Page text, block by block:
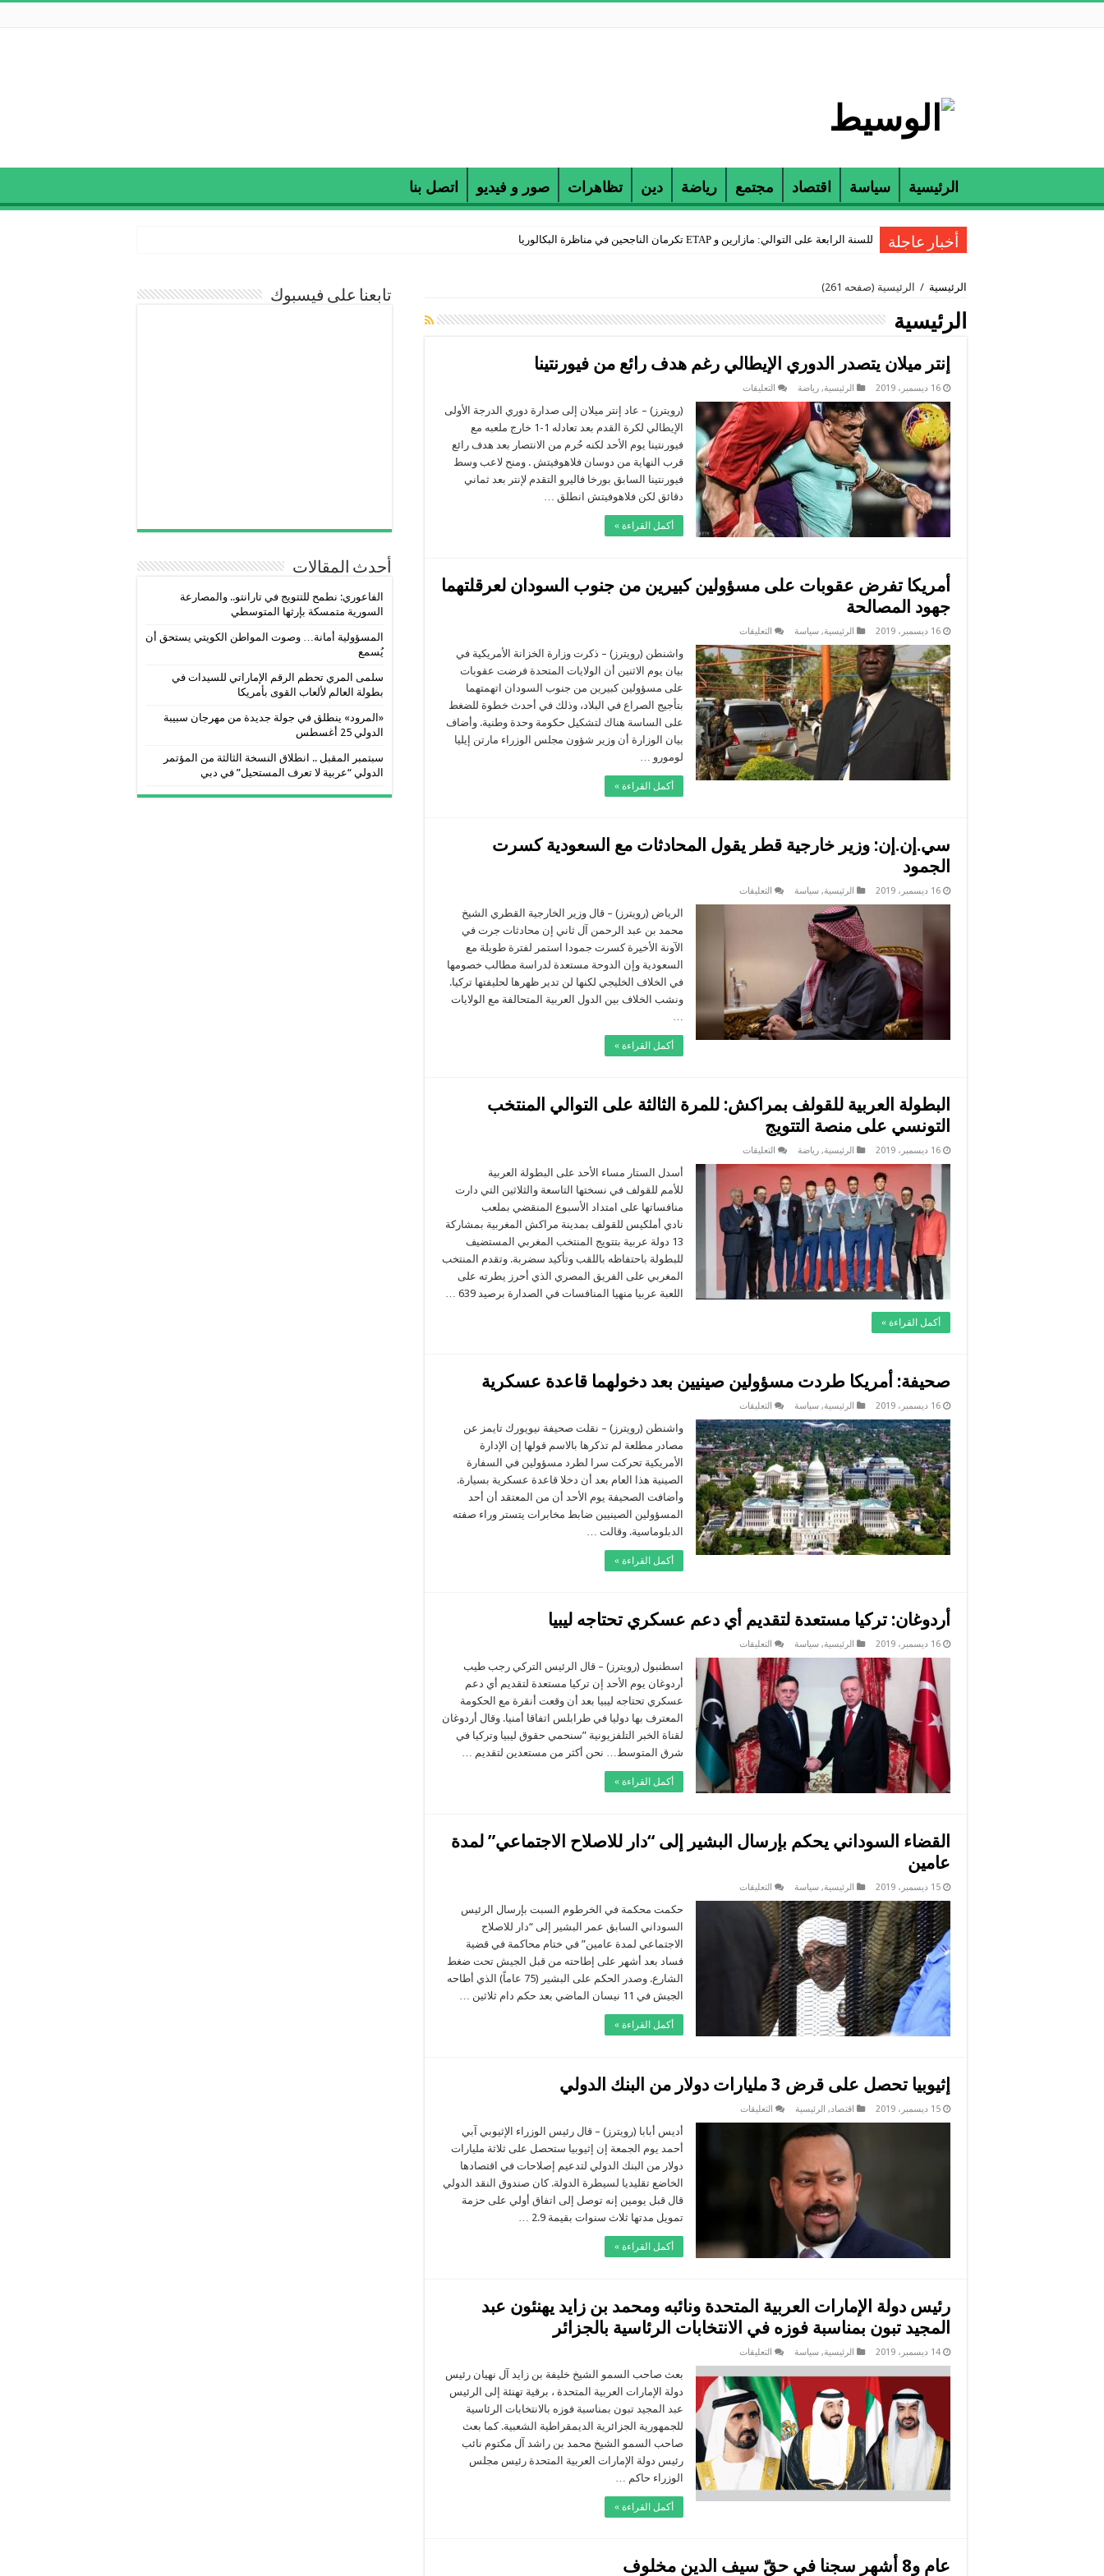
الرئيسية سياسة اقتصاد مجتمع رياضة دين تظاهرات صور و فيديو اتصل بنا
أخبار عاجلة للسنة الرابعة على التوالي: مازارين و ETAP تكرمان الناجحين في مناظرة البكالوريا
الرئيسية / الرئيسية (صفحه 261)
الرئيسية
إنتر ميلان يتصدر الدوري الإيطالي رغم هدف رائع من فيورنتينا
16 ديسمبر، 2019 الرئيسية, رياضة التعليقات
ميلان
يتصدر
الدوري
الإيطالي
رغم
هدف
رائع
من
فيورنتينا
مغلقة
(رويترز) – عاد إنتر ميلان إلى صدارة دوري الدرجة الأولى
الإيطالي لكرة القدم بعد تعادله 1-1 خارج ملعبه مع
فيورنتينا يوم الأحد لكنه حُرم من الانتصار بعد هدف رائع
قرب النهاية من دوسان فلاهوفيتش . ومنح لاعب وسط
فيورنتينا السابق بورخا فاليرو التقدم لإنتر بعد ثماني
دقائق لكن فلاهوفيتش انطلق …
أكمل القراءة »
أمريكا تفرض عقوبات على مسؤولين كبيرين من جنوب السودان لعرقلتهما
جهود المصالحة
16 ديسمبر، 2019 الرئيسية, سياسة التعليقات
تفرض
عقوبات
على
مسؤولين
كبيرين
من
جنوب
السودان
لعرقلتهما
جهود
المصالحة
مغلقة
واشنطن (رويترز) – ذكرت وزارة الخزانة الأمريكية في
بيان يوم الاثنين أن الولايات المتحدة فرضت عقوبات
على مسؤولين كبيرين من جنوب السودان اتهمتهما
بتأجيج الصراع في البلاد، وذلك في أحدث خطوة للضغط
على الساسة هناك لتشكيل حكومة وحدة وطنية. وأضاف
بيان الوزارة أن وزير شؤون مجلس الوزراء مارتن إيليا
لومورو …
أكمل القراءة »
سي.إن.إن: وزير خارجية قطر يقول المحادثات مع السعودية كسرت
الجمود
16 ديسمبر، 2019 الرئيسية, سياسة التعليقات
السعودية
كسرت
الجمود
مغلقة
الرياض (رويترز) – قال وزير الخارجية القطري الشيخ
محمد بن عبد الرحمن آل ثاني إن محادثات جرت في
الآونة الأخيرة كسرت جمودا استمر لفترة طويلة مع
السعودية وإن الدوحة مستعدة لدراسة مطالب خصومها
في الخلاف الخليجي لكنها لن تدير ظهرها لحليفتها تركيا.
ونشب الخلاف بين الدول العربية المتحالفة مع الولايات
أكمل القراءة »
البطولة العربية للقولف بمراكش: للمرة الثالثة على التوالي المنتخب
التونسي على منصة التتويج
16 ديسمبر، 2019 الرئيسية, رياضة التعليقات
العربية
بمراكش:
للمرة
الثالثة
على
التوالي
المنتخب
التونسي
منصة
التتويج
مغلقة
أسدل الستار مساء الأحد على البطولة العربية
للأمم للقولف في نسختها التاسعة والثلاثين التي دارت
منافساتها على امتداد الأسبوع المنقضي بملعب
نادي أملكيس للقولف بمدينة مراكش المغربية بمشاركة
13 دولة عربية بتتويج المنتخب المغربي المستضيف
للبطولة باحتفاظه باللقب وتأكيد سضربة. وتقدم المنتخب
المغربي على الفريق المصري الذي أحرز يطرته على
اللعبة عربيا منهيا المنافسات في الصدارة برصيد 639 …
أكمل القراءة »
صحيفة: أمريكا طردت مسؤولين صينيين بعد دخولهما قاعدة عسكرية
16 ديسمبر، 2019 الرئيسية, سياسة التعليقات
أمريكا
طردت
مسؤولين
صينيين
بعد
دخولهما
قاعدة
عسكرية
مغلقة
واشنطن (رويترز) – نقلت صحيفة نيويورك تايمز عن
مصادر مطلعة لم تذكرها بالاسم قولها إن الإدارة
الأمريكية تحركت سرا لطرد مسؤولين في السفارة
الصينية هذا العام بعد أن دخلا قاعدة عسكرية بسيارة.
وأضافت الصحيفة يوم الأحد أن من المعتقد أن أحد
المسؤولين الصينيين ضابط مخابرات يتستر وراء صفته
الدبلوماسية. وقالت …
أكمل القراءة »
أردوغان: تركيا مستعدة لتقديم أي دعم عسكري تحتاجه ليبيا
16 ديسمبر، 2019 الرئيسية, سياسة التعليقات
مستعدة
لتقديم
دعم
عسكري
تحتاجه
ليبيا
مغلقة
اسطنبول (رويترز) – قال الرئيس التركي رجب طيب
أردوغان يوم الأحد إن تركيا مستعدة لتقديم أي دعم
عسكري تحتاجه ليبيا بعد أن وقعت أنقرة مع الحكومة
المعترف بها دوليا في طرابلس اتفاقا أمنيا. وقال أردوغان
لقناة الخبر التلفزيونية ”سنحمي حقوق ليبيا وتركيا في
شرق المتوسط… نحن أكثر من مستعدين لتقديم …
أكمل القراءة »
القضاء السوداني يحكم بإرسال البشير إلى “دار للاصلاح الاجتماعي” لمدة
عامين
15 ديسمبر، 2019 الرئيسية, سياسة التعليقات
حكمت محكمة في الخرطوم السبت بإرسال الرئيس
السوداني السابق عمر البشير إلى “دار للاصلاح
الاجتماعي لمدة عامين” في ختام محاكمة في قضية
فساد بعد أشهر على إطاحته من قبل الجيش تحت ضغط
الشارع. وصدر الحكم على البشير (75 عاماً) الذي أطاحه
الجيش في 11 نيسان الماضي بعد حكم دام ثلاثين …
أكمل القراءة »
إثيوبيا تحصل على قرض 3 مليارات دولار من البنك الدولي
15 ديسمبر، 2019 اقتصاد, الرئيسية التعليقات
أديس أبابا (رويترز) – قال رئيس الوزراء الإثيوبي آبي
أحمد يوم الجمعة إن إثيوبيا ستحصل على ثلاثة مليارات
دولار من البنك الدولي لتدعيم إصلاحات في اقتصادها
الخاضع تقليديا لسيطرة الدولة. كان صندوق النقد الدولي
قال قبل يومين إنه توصل إلى اتفاق أولي على حزمة
تمويل مدتها ثلاث سنوات بقيمة 2.9 …
أكمل القراءة »
رئيس دولة الإمارات العربية المتحدة ونائبه ومحمد بن زايد يهنئون عبد
المجيد تبون بمناسبة فوزه في الانتخابات الرئاسية بالجزائر
14 ديسمبر، 2019 الرئيسية, سياسة التعليقات
الإمارات
العربية
المتحدة
ونائبه
ومحمد
بن
زايد
يهنئون
تبون
بمناسبة
مغلقة
بعث صاحب السمو الشيخ خليفة بن زايد آل نهيان رئيس
دولة الإمارات العربية المتحدة ، برقية تهنئة إلى الرئيس
عبد المجيد تبون بمناسبة فوزه بالانتخابات الرئاسية
للجمهورية ‏الجزائرية الديمقراطية الشعبية. كما بعث
صاحب السمو الشيخ محمد بن راشد آل مكتوم نائب
رئيس دولة الإمارات العربية المتحدة رئيس مجلس
الوزراء حاكم …
أكمل القراءة »
عام و8 أشهر سجنا في حقّ سيف الدين مخلوف
تابعنا على فيسبوك
أحدث المقالات
الفاعوري: نطمح للتتويج في تارانتو.. والمصارعة
السورية متمسكة بإرثها المتوسطي
المسؤولية أمانة… وصوت المواطن الكويتي يستحق أن
يُسمع
سلمى المري تحطم الرقم الإماراتي للسيدات في
بطولة العالم لألعاب القوى بأمريكا
«المرود» ينطلق في جولة جديدة من مهرجان سبيبة
الدولي 25 أغسطس
سبتمبر المقبل .. انطلاق النسخة الثالثة من المؤتمر
الدولي “عربية لا تعرف المستحيل” في دبي